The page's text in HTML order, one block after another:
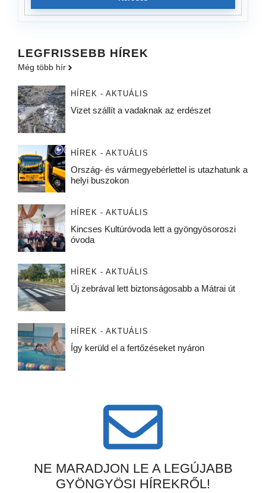
LEGFRISSEBB HÍREK
Még több hír
HÍREK - AKTUÁLIS
Vizet szállít a vadaknak az erdészet
HÍREK - AKTUÁLIS
Ország- és vármegyebérlettel is utazhatunk a
helyi buszokon
HÍREK - AKTUÁLIS
Kincses Kultúróvoda lett a gyöngyösoroszi
óvoda
HÍREK - AKTUÁLIS
Új zebrával lett biztonságosabb a Mátrai út
HÍREK - AKTUÁLIS
Így kerüld el a fertőzéseket nyáron
NE MARADJON LE A LEGÚJABB
GYÖNGYÖSI HÍREKRŐL!